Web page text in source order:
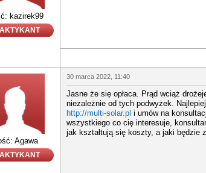
kazirek99
Agawa
30 marca 2022, 11:40
Jasne że się opłaca. Prąd wciąż
niezależnie od tych podwyżek.
http://multi-solar.pl i umów na
wszystkiego co cię interesuje,
jak kształtują się koszty, a jaki będzie